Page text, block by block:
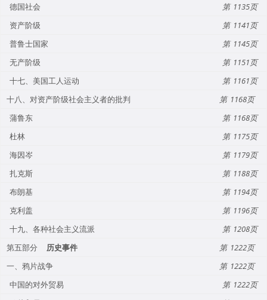
德国社会
1135
资产阶级
1141
普鲁士国家
1145
无产阶级
1151
十七、美国工人运动
1161
十八、对资产阶级社会主义者的批判
1168
蒲鲁东
1168
杜林
1175
海因岑
1179
扎克斯
1188
布朗基
1194
克利盖
1196
十九、各种社会主义流派
1208
第五部分
历史事件
1222
一、鸦片战争
1222
中国的对外贸易
1222